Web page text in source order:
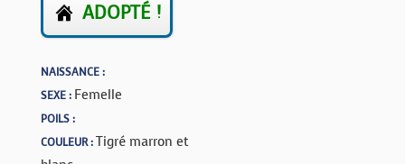
ADOPTÉ !
NAISSANCE :
SEXE : Femelle
POILS :
COULEUR :Tigré marron et